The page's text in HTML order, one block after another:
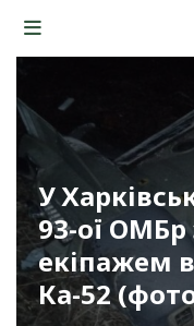
У
93-ої
екіпажем
Ка-52